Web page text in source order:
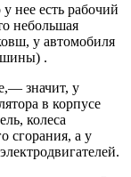
нее есть рабочий
небольшая
у автомобиля
.
значит, у
в корпусе
колеса
сгорания, а у